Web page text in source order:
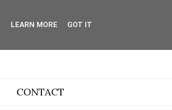
CONTACT
LEARN MORE GOT IT